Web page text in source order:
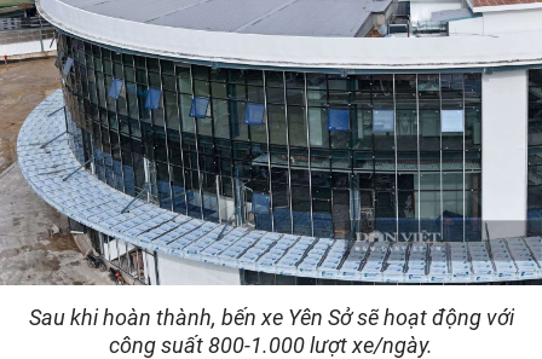
Sau khi hoàn thành, bến xe Yên Sở sẽ hoạt động với
công suất 800-1.000 lượt xe/ngày.